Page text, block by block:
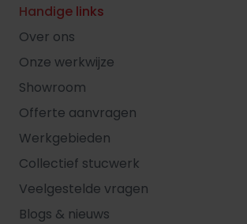
Handige links
Over ons
Onze werkwijze
Showroom
Offerte aanvragen
Werkgebieden
Collectief stucwerk
Veelgestelde vragen
Blogs & nieuws